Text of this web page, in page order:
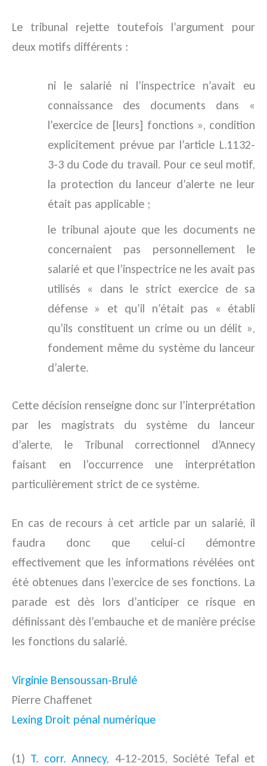
Le tribunal rejette toutefois l’argument pour
deux motifs différents :
ni le salarié ni l’inspectrice n’avait eu
connaissance des documents dans «
l’exercice de [leurs] fonctions », condition
explicitement prévue par l’article L.1132-
3-3 du Code du travail. Pour ce seul motif,
la protection du lanceur d’alerte ne leur
était pas applicable ;
le tribunal ajoute que les documents ne
concernaient pas personnellement le
salarié et que l’inspectrice ne les avait pas
utilisés « dans le strict exercice de sa
défense » et qu’il n’était pas « établi
qu’ils constituent un crime ou un délit »,
fondement même du système du lanceur
d’alerte.
Cette décision renseigne donc sur l’interprétation
par les magistrats du système du lanceur
d’alerte, le Tribunal correctionnel d’Annecy
faisant en l’occurrence une interprétation
particulièrement strict de ce système.
En cas de recours à cet article par un salarié, il
faudra donc que celui-ci démontre
effectivement que les informations révélées ont
été obtenues dans l’exercice de ses fonctions. La
parade est dès lors d’anticiper ce risque en
définissant dès l’embauche et de manière précise
les fonctions du salarié.
Virginie Bensoussan-Brulé
Pierre Chaffenet
Lexing Droit pénal numérique
(1) T. corr. Annecy, 4-12-2015, Société Tefal et